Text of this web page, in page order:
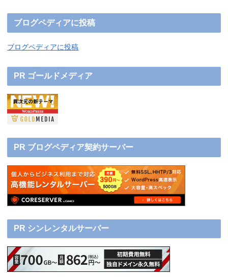
ブログペディアに投稿
ブログペディアに投稿
PR ゴールドメディア
PR ブログペディア契約サーバー
PR シンレンタルサーバー